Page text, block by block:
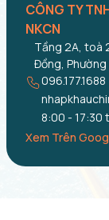
CÔNG TY
NKCN
Tầng 2A,
Văn Đồng,
096.177.1688
8:00 - 17:30
Xem Trên